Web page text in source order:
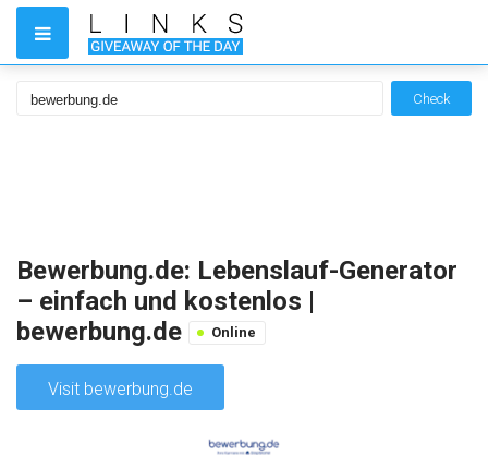
Check
Bewerbung.de: Lebenslauf-Generator
– einfach und kostenlos |
bewerbung.de
Online
Visit bewerbung.de